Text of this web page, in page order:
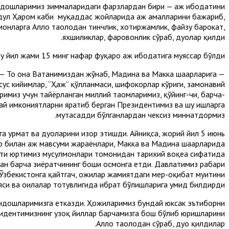
зиммаларидаги фарзлардан бири — ҳаж ибодатини
Ҳаром каби муқаддас жойларида ҳаж амалларини бажариб,
Аллоҳ таолодан тинчлик, хотиржамлик, файзу барокат,
яхшиликлар, фаровонлик сўраб, дуолар қилди.
йил жами 15 минг нафар фуқаро ҳаж ибодатига муяссар бўлди.
она Ватанимиздан жўнаб, Мадина ва Макка шаҳарларига
кийимлар, “Ҳаж” қўлланмаси, шифокорлар кўриги, замонавий
учун тайёрланган миллий таомларимиз, қўйинг-чи, барча-
имкониятларни яратиб берган Президентимиз ва шу ишларга
мутасадди бўлганлардан чексиз миннатдормиз.
ва дуоларини изҳор этишди. Айниқса, жорий йил 5 июнь
ҳаж мавсуми жараёнлари, Макка ва Мадина шаҳарларида
юртимиз мусулмонлари томонидан тарихий воқеа сифатида
барча зиёратчининг боши осмонга етди. Давлатимиз раҳбари
қайтгач, ҳожилар жамиятдаги меҳр-оқибат муҳитини
ва оилалар тотувлигида ибрат бўлишларига умид билдирди.
етказди. Ҳожиларимиз бундай юксак эътиборни
узоқ йиллар барчамизга бош бўлиб юришларини
Аллоҳ таолодан сўраб, дуо қилдилар.